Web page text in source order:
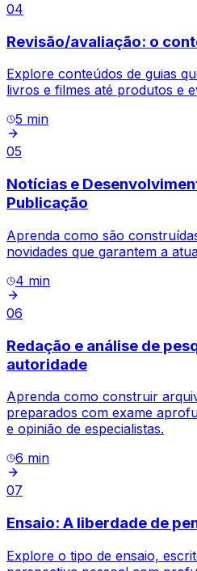
04
Revisão/avaliação: o
Explore conteúdos de guias
livros e filmes até produtos e
5 min
05
Notícias e
Publicação
Aprenda como são
novidades que garantem a
4 min
06
Redação e análise de
autoridade
Aprenda como construir
preparados com exame
e opinião de especialistas.
6 min
07
Ensaio: A liberdade de
Explore o tipo de ensaio,